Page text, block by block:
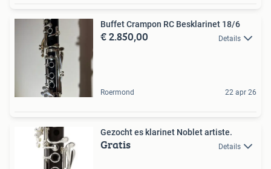
Buffet Crampon RC Besklarinet 18/6
€ 2.850,00 Details
Roermond 22 apr 26
Gezocht es klarinet Noblet artiste.
Gratis Details